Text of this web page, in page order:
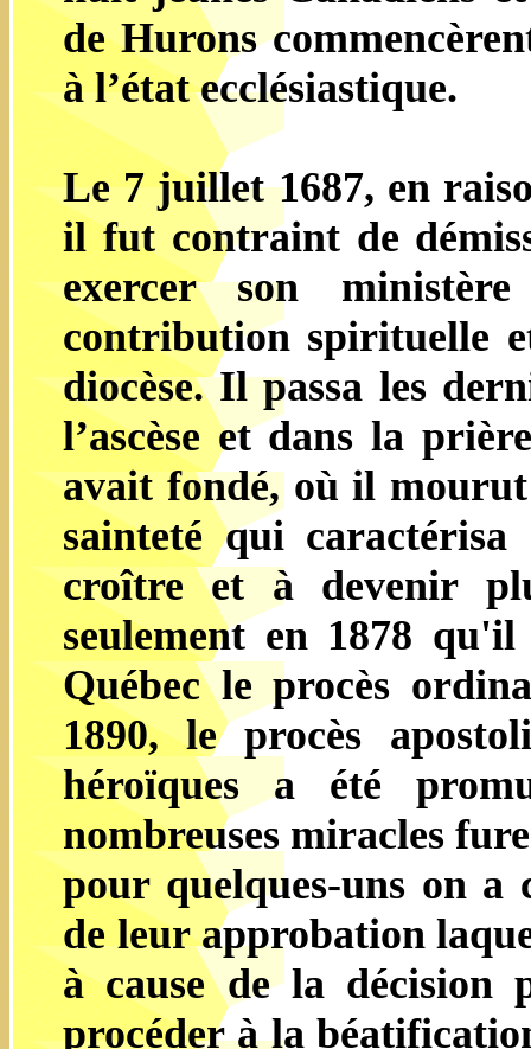
de Hurons
à l’état ecclésiastique.
Le 7 juillet 1687, en
il fut contraint de
exercer son
contribution spirituelle
diocèse. Il passa les
l’ascèse et dans la
avait fondé, où il
sainteté qui
croître et à devenir
seulement en 1878
Québec le procès
1890, le procès
héroïques a été
nombreuses miracles
pour quelques-uns on a
de leur approbation
à cause de la décision
procéder à la